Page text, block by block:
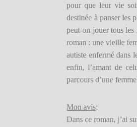
pour que leur vie
destinée à panser les
peut-on jouer tous les
roman : une vieille
autiste enfermé dans
enfin, l’amant de
parcours d’une
Mon avis:
Dans ce roman, j’ai